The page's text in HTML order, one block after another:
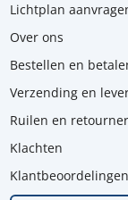
Lichtplan
Over ons
Bestellen en
Verzending en
Ruilen en
Klachten
Klantbeoordelingen